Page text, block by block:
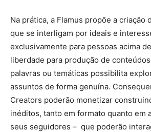
Na prática, a Flamus propõe a criação
que se interligam por ideais e
exclusivamente para pessoas acima
liberdade para produção de
palavras ou temáticas possibilita
assuntos de forma genuína.
Creators poderão monetizar
inéditos, tanto em formato quanto em
seus seguidores – que poderão